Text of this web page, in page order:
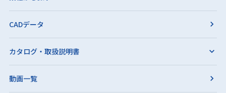
CADデータ
カタログ・取扱説明書
動画一覧